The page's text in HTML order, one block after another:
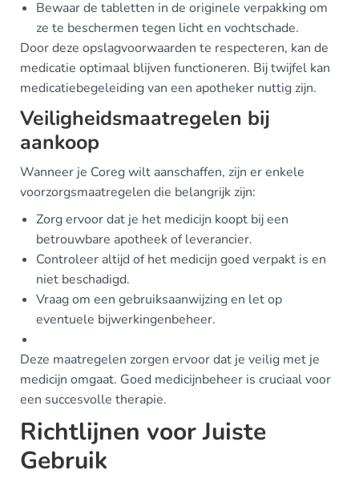
Bewaar de tabletten in de originele verpakking om
ze te beschermen tegen licht en vochtschade.
Door deze opslagvoorwaarden te respecteren, kan de
medicatie optimaal blijven functioneren. Bij twijfel kan
medicatiebegeleiding van een apotheker nuttig zijn.
Veiligheidsmaatregelen bij
aankoop
Wanneer je Coreg wilt aanschaffen, zijn er enkele
voorzorgsmaatregelen die belangrijk zijn:
Zorg ervoor dat je het medicijn koopt bij een
betrouwbare apotheek of leverancier.
Controleer altijd of het medicijn goed verpakt is en
niet beschadigd.
Vraag om een gebruiksaanwijzing en let op
eventuele bijwerkingenbeheer.
Deze maatregelen zorgen ervoor dat je veilig met je
medicijn omgaat. Goed medicijnbeheer is cruciaal voor
een succesvolle therapie.
Richtlijnen voor Juiste
Gebruik